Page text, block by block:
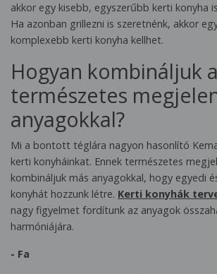
akkor egy kisebb, egyszerűbb kerti konyha
Ha azonban grillezni is szeretnénk, akkor
komplexebb kerti konyha kellhet.
Hogyan kombináljuk
természetes
anyagokkal?
Mi a bontott téglára nagyon hasonlító
kerti konyháinkat. Ennek természetes
kombináljuk más anyagokkal, hogy egyedi
konyhát hozzunk létre. Kerti konyhák
nagy figyelmet fordítunk az anyagok
harmóniájára.
- Fa